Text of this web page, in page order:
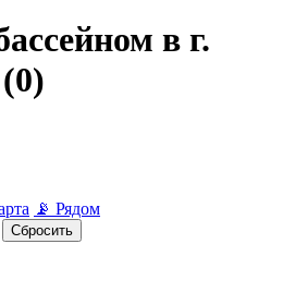
в г.
(0)
📡 Рядом
Сбросить